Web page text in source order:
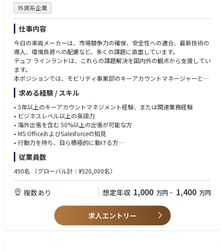
外資系企業
仕事内容
今日の車両メーカーは、市場競争力の確保、安全性への適合、最新技術の
導入、環境負荷への配慮など、多くの課題に直面しています。
テュフ ラインランドは、これらの課題解決を国内外の観点から支援してい
ます。
本ポジションでは、モビリティ事業部のキーアカウントマネージャーとし
て、主要顧客との中長期的な関係構築と、テュフラインランドの戦略的成
長を担っていただきます。
【業務内容】
• 主要顧客の上級意思決定者および影響者との長期的かつ戦略的な関係構
築
• 主要顧客との機会創出のため、社内ネットワーク（バーチャルKAMチー
• 営業・オペレーションと連携したキーアカウント戦略、年間行動計画、
収益目標の策定
• 顧客上層部との定期的な戦略ミーティングの実施
• ソリューション提案・新規機会開拓
• 顧客ニーズに基づいた新たなサービス・製品の販売機会の発掘、提案、
• 顧客ニーズに基づくソリューションセリングの実施
• 社内技術部門と連携し、新サービス・ソリューション開発やビジネスモ
求める経験 / スキル
• 5年以上のキーアカウントマネジメント経験、または関連業務経験
• ビジネスレベル以上の英語力
• 海外出張を含む 50%以上の出張が可能な方
• MS OfficeおよびSalesforceの知見
• 行動力を持ち、自ら積極的に動ける方
• コンサルティング能力、提案営業力、コミュニケーション能力、交渉力
• タイムマネジメント能力と優先順位付けのスキル
• 普通自動車運転免許
従業員数
490名 （グローバル計：約20,000名）
複数あり 想定年収 1,000 万円 ~ 1,400 万円
求人エントリー